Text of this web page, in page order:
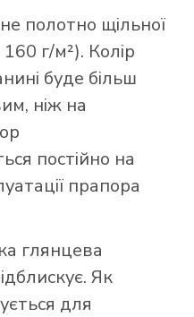
полотно щільної
г/м²). Колір
буде більш
ніж на
постійно на
прапора
глянцева
Як
для